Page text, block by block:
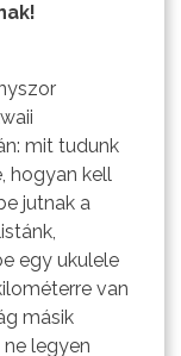
mit tudunk
hogyan kell
jutnak a
egy ukulele
van
másik
legyen